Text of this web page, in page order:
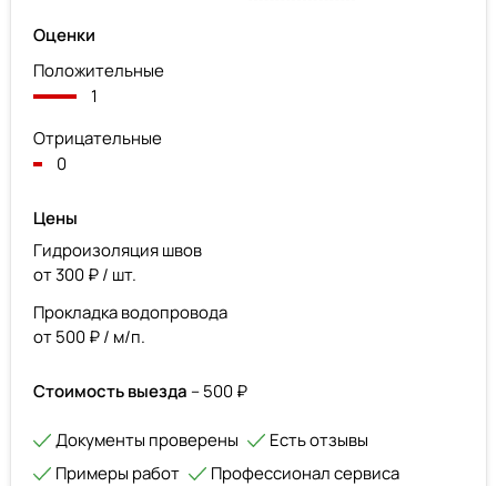
Оценки
Положительные
1
Отрицательные
0
Цены
Гидроизоляция швов
от 300 ₽ / шт.
Прокладка водопровода
от 500 ₽ / м/п.
Стоимость выезда – 500 ₽
Документы проверены
Есть отзывы
Примеры работ
Профессионал сервиса